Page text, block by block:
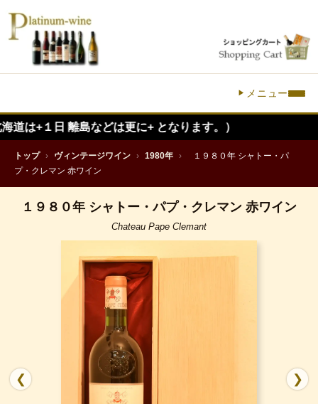
メニュー
離島などは更に+ となります。）
トップ › ヴィンテージワイン › 1980年 ›
１９８０年 シャトー・パ
プ・クレマン 赤ワイン
１９８０年 シャトー・パプ・クレマン 赤ワイン
Chateau Pape Clemant
❮ ❯